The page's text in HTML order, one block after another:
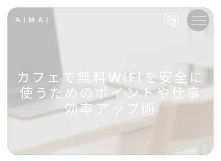
カフェで無料WiFiを安全に
使うためのポイントや仕事
効率アップ術